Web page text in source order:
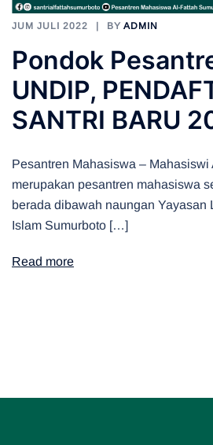
JUM JULI 2022 BY ADMIN
Pondok
UNDIP,
SANTRI BARU
Pesantren Mahasiswa – Mahasiswi
merupakan pesantren mahasiswa
berada dibawah naungan Yayasan
Islam Sumurboto […]
Read more